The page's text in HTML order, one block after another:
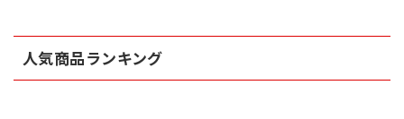
人気商品ランキング